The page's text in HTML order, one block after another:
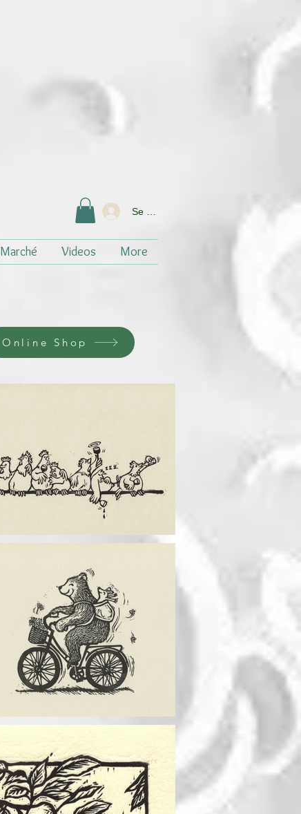
Se connecter
Marché Videos More
Online Shop